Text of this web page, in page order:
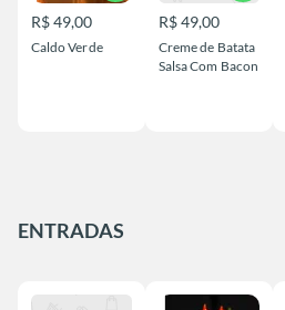
Caldo Verde
R$ 49,00
Creme de Batata
Salsa Com Bacon
R$ 49,00
ENTRADAS